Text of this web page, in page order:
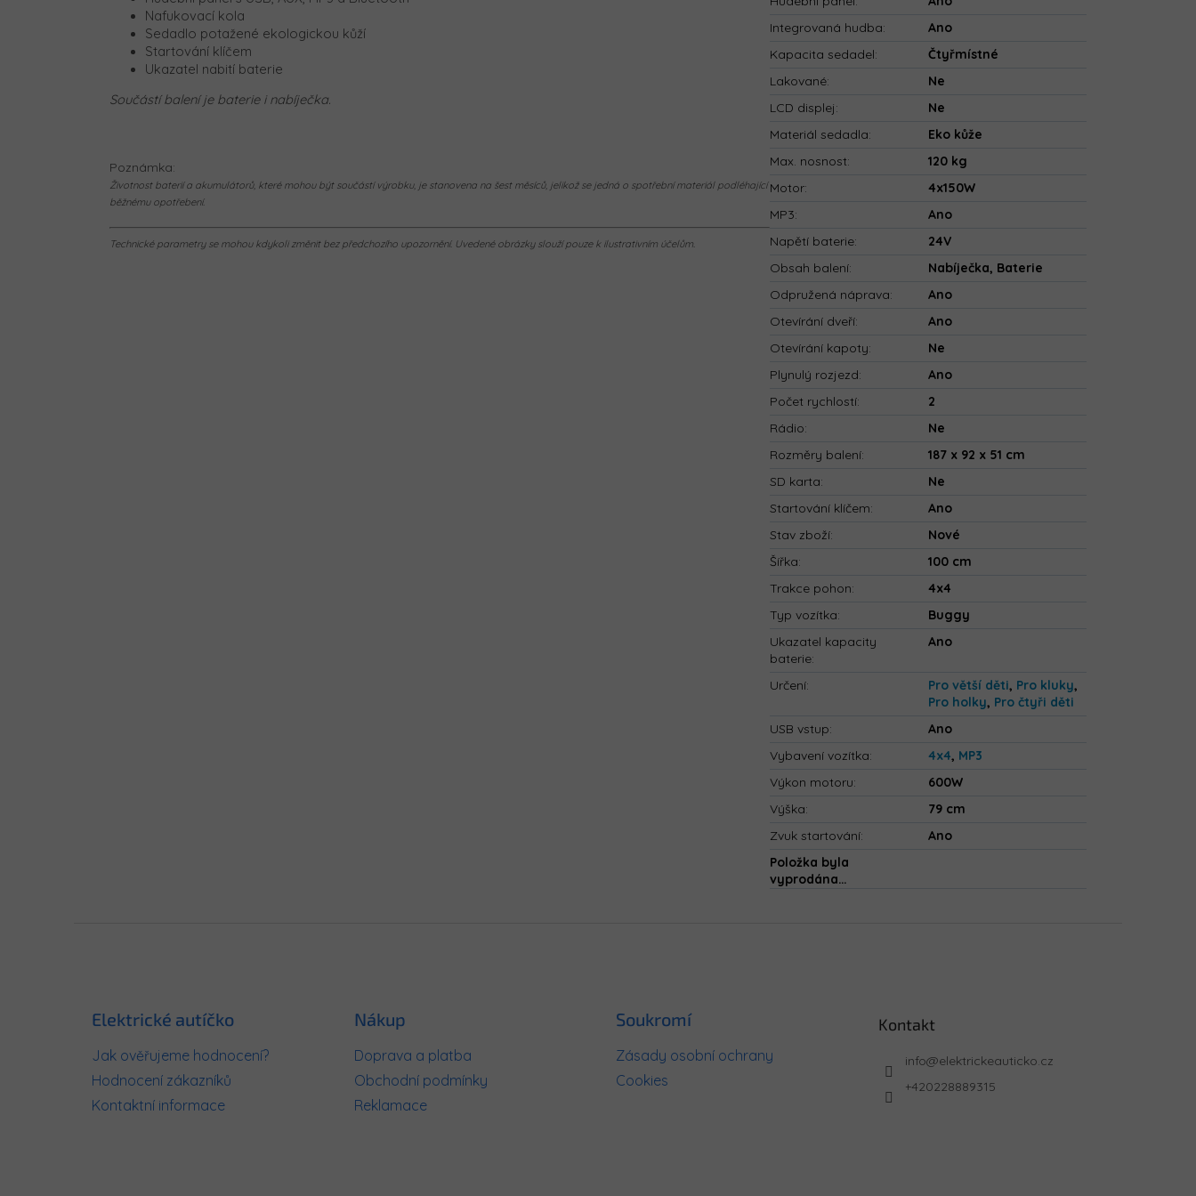
Nafukovací kola
Sedadlo potažené ekologickou kůží
Startování klíčem
Ukazatel nabití baterie
Součástí balení je baterie i nabíječka.
Poznámka:
Životnost baterií a akumulátorů, které mohou být součástí výrobku, je stanovena na šest měsíců, jelikož se jedná o spotřební materiál podléhající
běžnému opotřebení.
Technické parametry se mohou kdykoli změnit bez předchozího upozornění. Uvedené obrázky slouží pouze k ilustrativním účelům.
Integrovaná hudba:
Ano
Kapacita sedadel:
Čtyřmístné
Lakované:
Ne
LCD displej:
Ne
Materiál sedadla:
Eko kůže
Max. nosnost:
120 kg
Motor:
4x150W
MP3:
Ano
Napětí baterie:
24V
Obsah balení:
Nabíječka, Baterie
Odpružená náprava:
Ano
Otevírání dveří:
Ano
Otevírání kapoty:
Ne
Plynulý rozjezd:
Ano
Počet rychlostí:
2
Rádio:
Ne
Rozměry balení:
187 x 92 x 51 cm
SD karta:
Ne
Startování klíčem:
Ano
Stav zboží:
Nové
Šířka:
100 cm
Trakce pohon:
4x4
Typ vozítka:
Buggy
Ukazatel kapacity
baterie:
Ano
Určení: Pro větší děti, Pro kluky,
Pro holky, Pro čtyři děti
USB vstup:
Ano
Vybavení vozítka: 4x4, MP3
Výkon motoru:
600W
Výška:
79 cm
Zvuk startování:
Ano
Položka byla
vyprodána…
Elektrické autíčko
Jak ověřujeme hodnocení?
Hodnocení zákazníků
Kontaktní informace
Nákup
Doprava a platba
Obchodní podmínky
Reklamace
Soukromí
Zásady osobní ochrany
Cookies
Kontakt
info@elektrickeauticko.cz
+420228889315